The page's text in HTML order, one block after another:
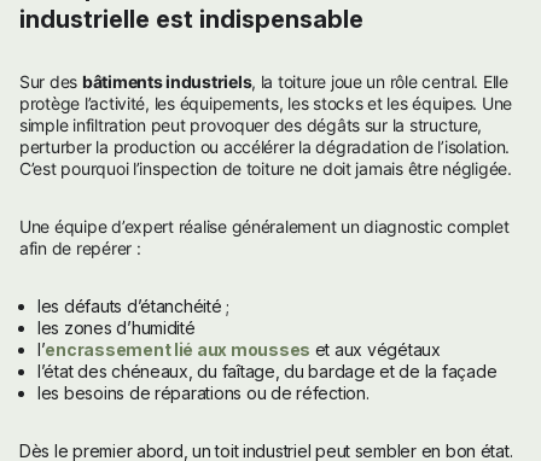
industrielle est indispensable
Sur des bâtiments industriels, la toiture joue un rôle central. Elle
protège l’activité, les équipements, les stocks et les équipes. Une
simple infiltration peut provoquer des dégâts sur la structure,
perturber la production ou accélérer la dégradation de l’isolation.
C’est pourquoi l’inspection de toiture ne doit jamais être négligée.
Une équipe d’expert réalise généralement un diagnostic complet
afin de repérer :
les défauts d’étanchéité ;
les zones d’humidité
l’encrassement lié aux mousses et aux végétaux
l’état des chéneaux, du faîtage, du bardage et de la façade
les besoins de réparations ou de réfection.
Dès le premier abord, un toit industriel peut sembler en bon état.